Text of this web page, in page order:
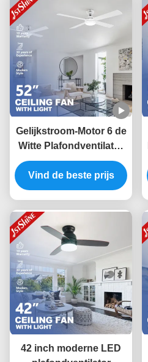
Gelijkstroom-Motor 6 de
Witte Plafondventilator
van de
Snelhedenafstandsbediening
met 4 MDF Bladen
Vind de beste prijs
42 inch moderne LED